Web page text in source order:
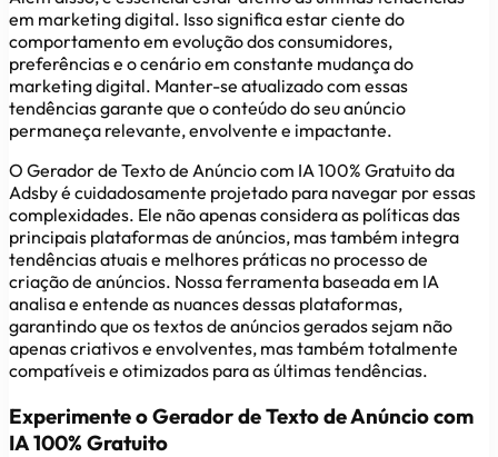
em marketing digital. Isso significa estar ciente do
comportamento em evolução dos consumidores,
preferências e o cenário em constante mudança do
marketing digital. Manter-se atualizado com essas
tendências garante que o conteúdo do seu anúncio
permaneça relevante, envolvente e impactante.
O Gerador de Texto de Anúncio com IA 100% Gratuito da
Adsby é cuidadosamente projetado para navegar por essas
complexidades. Ele não apenas considera as políticas das
principais plataformas de anúncios, mas também integra
tendências atuais e melhores práticas no processo de
criação de anúncios. Nossa ferramenta baseada em IA
analisa e entende as nuances dessas plataformas,
garantindo que os textos de anúncios gerados sejam não
apenas criativos e envolventes, mas também totalmente
compatíveis e otimizados para as últimas tendências.
Experimente o Gerador de Texto de Anúncio com
IA 100% Gratuito